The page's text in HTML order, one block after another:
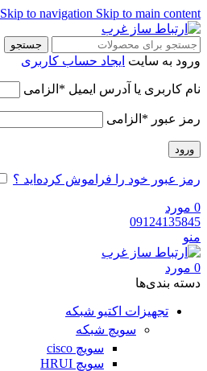
Skip to navigation Skip to main content
جستجو
ورود به سایت ایجاد حساب کاربری
نام کاربری یا آدرس ایمیل * الزامی
رمز عبور * الزامی
ورود
رمز عبور خود را فراموش کرده‌اید ؟
0 مورد
09124135845
منو
0 مورد
دسته‌ بندی‌ها
تجهیزات اکتیو شبکه
سویچ شبکه
سویچ cisco
سویچ HRUI